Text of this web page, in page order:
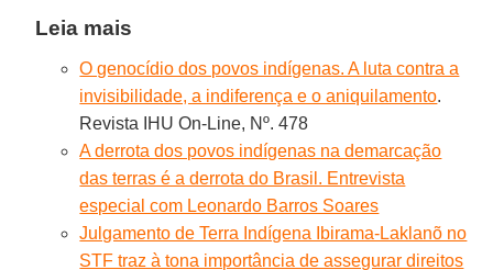
Leia mais
O genocídio dos povos indígenas. A luta contra a
invisibilidade, a indiferença e o aniquilamento.
Revista IHU On-Line, Nº. 478
A derrota dos povos indígenas na demarcação
das terras é a derrota do Brasil. Entrevista
especial com Leonardo Barros Soares
Julgamento de Terra Indígena Ibirama-Laklanõ no
STF traz à tona importância de assegurar direitos